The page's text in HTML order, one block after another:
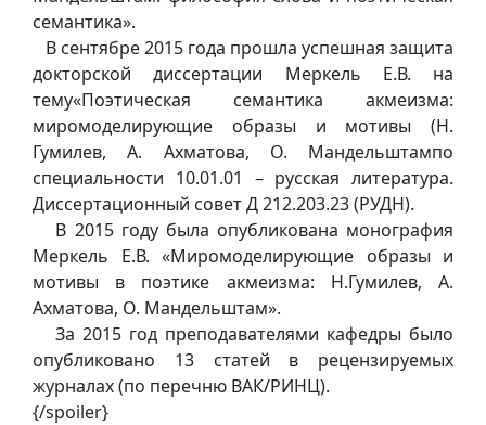
семантика».
В сентябре 2015 года прошла успешная защита
докторской диссертации Меркель Е.В. на
тему«Поэтическая семантика акмеизма:
миромоделирующие образы и мотивы (Н.
Гумилев, А. Ахматова, О. Мандельштампо
специальности 10.01.01 – русская литература.
Диссертационный совет Д 212.203.23 (РУДН).
В 2015 году была опубликована монография
Меркель Е.В. «Миромоделирующие образы и
мотивы в поэтике акмеизма: Н.Гумилев, А.
Ахматова, О. Мандельштам».
За 2015 год преподавателями кафедры было
опубликовано 13 статей в рецензируемых
журналах (по перечню ВАК/РИНЦ).
{/spoiler}